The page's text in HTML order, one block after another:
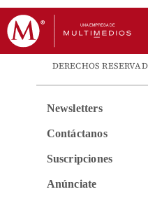
DERECHOS
Newsletters
Contáctanos
Suscripciones
Anúnciate